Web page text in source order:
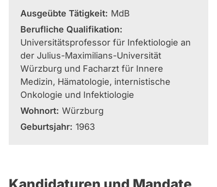
Ausgeübte Tätigkeit
MdB
Berufliche Qualifikation
Universitätsprofessor für Infektiologie an
der Julius-Maximilians-Universität
Würzburg und Facharzt für Innere
Medizin, Hämatologie, internistische
Onkologie und Infektiologie
Wohnort Würzburg
Geburtsjahr 1963